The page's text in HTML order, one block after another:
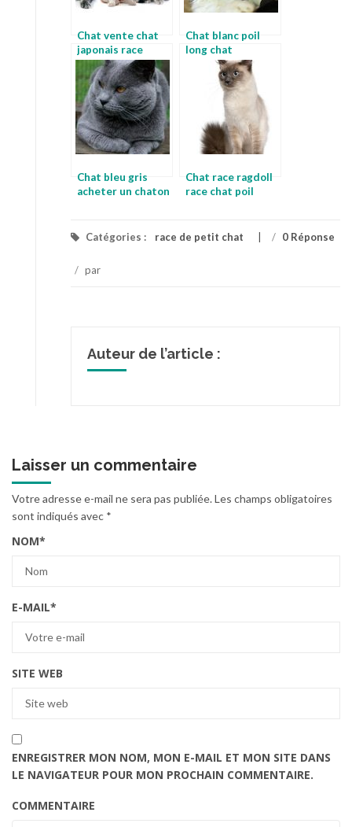
Chat vente chat
japonais race
Chat blanc poil
long chat
singapura
Chat bleu gris
acheter un chaton
Chat race ragdoll
race chat poil
Catégories : race de petit chat / 0 Réponse
/ par
Auteur de l’article :
Laisser un commentaire
Votre adresse e-mail ne sera pas publiée.Les champs obligatoires
sont indiqués avec *
NOM*
E-MAIL*
SITE WEB
ENREGISTRER MON NOM, MON E-MAIL ET MON SITE DANS
LE NAVIGATEUR POUR MON PROCHAIN COMMENTAIRE.
COMMENTAIRE